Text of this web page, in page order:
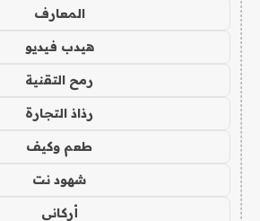
المعارف
هيدب فيديو
رمح التقنية
رذاذ التجارة
طعم وكيف
شهود نت
أركاني